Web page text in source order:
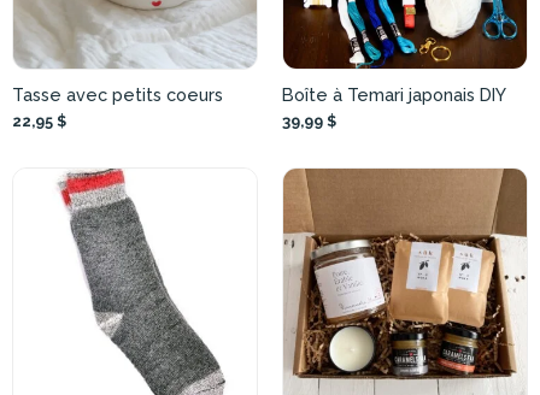
Tasse avec petits coeurs
22,95 $
Boîte à Temari japonais DIY
39,99 $